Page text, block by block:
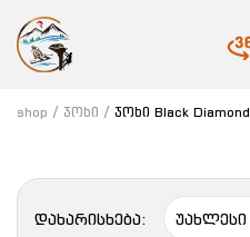
shop ჯოხი ჯოხი Black Diamond
დახარისხება: